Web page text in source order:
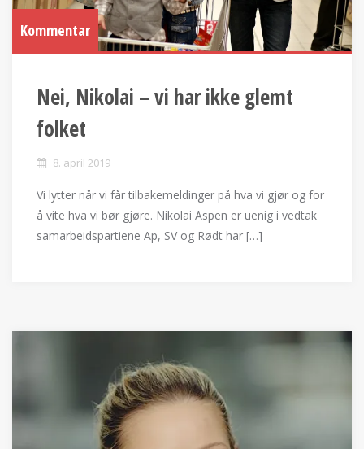
Kommentar
Nei, Nikolai – vi har ikke glemt
folket
8. april 2019
Vi lytter når vi får tilbakemeldinger på hva vi gjør og for
å vite hva vi bør gjøre. Nikolai Aspen er uenig i vedtak
samarbeidspartiene Ap, SV og Rødt har […]